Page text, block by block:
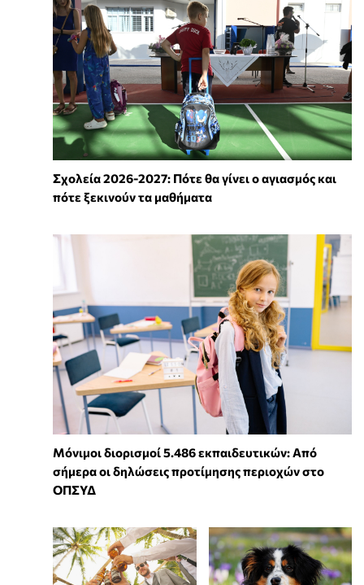
Σχολεία 2026-2027: Πότε θα γίνει ο αγιασμός και
πότε ξεκινούν τα μαθήματα
Μόνιμοι διορισμοί 5.486 εκπαιδευτικών: Από
σήμερα οι δηλώσεις προτίμησης περιοχών στο
ΟΠΣΥΔ